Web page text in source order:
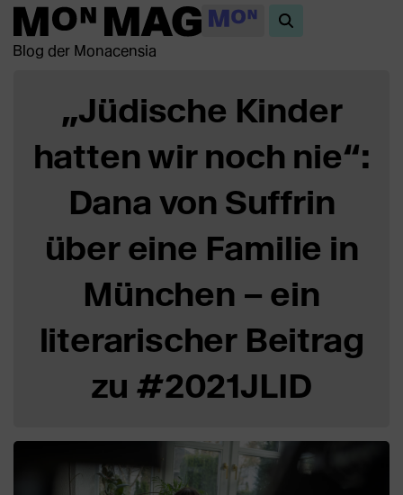
Blog der Monacensia
„Jüdische Kinder
hatten wir noch nie“:
Dana von Suffrin
über eine Familie in
München – ein
literarischer Beitrag
zu #2021JLID